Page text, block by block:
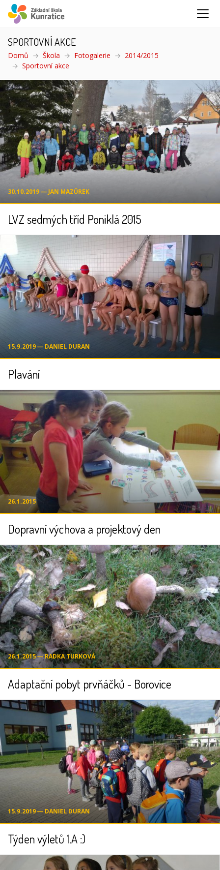
SPORTOVNÍ AKCE
Domů Škola Fotogalerie
2014/2015
Sportovní akce
30.10.2019 ― JAN MAZŮREK
LVZ sedmých tříd Poniklá 2015
15.9.2019 ― DANIEL DURAN
Plavání
26.1.2015
Dopravní výchova a projektový den
26.1.2015 ― RADKA TURKOVÁ
Adaptační pobyt prvňáčků - Borovice
15.9.2019 ― DANIEL DURAN
Týden výletů 1.A :)